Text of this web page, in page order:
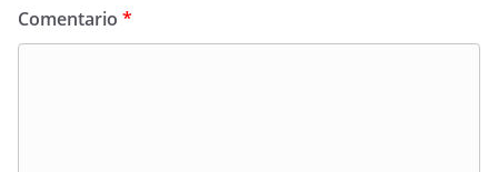
Comentario *